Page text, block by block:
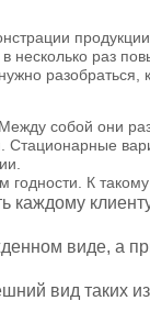
несколько раз
разобраться,
собой они
К такому
каждому
виде, а
вид таких